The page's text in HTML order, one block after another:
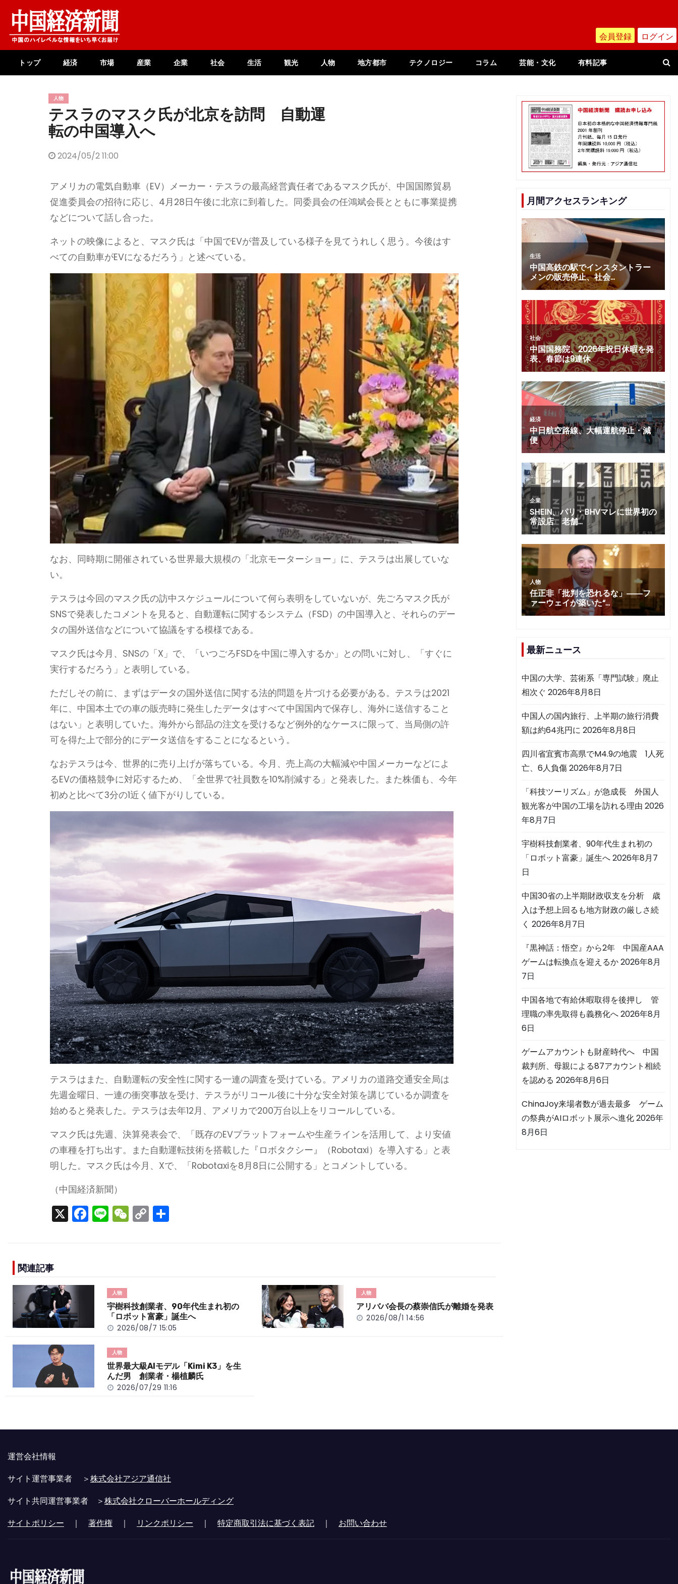
content
会員登録 ログイン
トップ 経済 市場 産業 企業 社会 生活 観光 人物 地方都市 テクノロジー コラム 芸能・文化 有料記事
人物
テスラのマスク氏が北京を訪問 自動運
転の中国導入へ
2024/05/2 11:00
アメリカの電気自動車（EV）メーカー・テスラの最高経営責任者であるマスク氏が、中国国際貿易
促進委員会の招待に応じ、4月28日午後に北京に到着した。同委員会の任鴻斌会長とともに事業提携
などについて話し合った。
ネットの映像によると、マスク氏は「中国でEVが普及している様子を見てうれしく思う。今後はす
べての自動車がEVになるだろう」と述べている。
なお、同時期に開催されている世界最大規模の「北京モーターショー」に、テスラは出展していな
い。
テスラは今回のマスク氏の訪中スケジュールについて何ら表明をしていないが、先ごろマスク氏が
SNSで発表したコメントを見ると、自動運転に関するシステム（FSD）の中国導入と、それらのデー
タの国外送信などについて協議をする模様である。
マスク氏は今月、SNSの「X」で、「いつごろFSDを中国に導入するか」との問いに対し、「すぐに
実行するだろう」と表明している。
ただしその前に、まずはデータの国外送信に関する法的問題を片づける必要がある。テスラは2021
年に、中国本土での車の販売時に発生したデータはすべて中国国内で保存し、海外に送信すること
はない」と表明していた。海外から部品の注文を受けるなど例外的なケースに限って、当局側の許
可を得た上で部分的にデータ送信をすることになるという。
なおテスラは今、世界的に売り上げが落ちている。今月、売上高の大幅減や中国メーカーなどによ
るEVの価格競争に対応するため、「全世界で社員数を10%削減する」と発表した。また株価も、今年
初めと比べて3分の1近く値下がりしている。
テスラはまた、自動運転の安全性に関する一連の調査を受けている。アメリカの道路交通安全局は
先週金曜日、一連の衝突事故を受け、テスラがリコール後に十分な安全対策を講じているか調査を
始めると発表した。テスラは去年12月、アメリカで200万台以上をリコールしている。
マスク氏は先週、決算発表会で、「既存のEVプラットフォームや生産ラインを活用して、より安値
の車種を打ち出す。また自動運転技術を搭載した『ロボタクシー』（Robotaxi）を導入する」と表
明した。マスク氏は今月、Xで、「Robotaxiを8月8日に公開する」とコメントしている。
（中国経済新聞）
X F
a
k
Li
n
W
e
C
o
k
関連記事
人物
宇樹科技創業者、90年代生まれ初の
「ロボット富豪」誕生へ
2026/08/7 15:05
人物
アリババ会長の蔡崇信氏が離婚を発表
2026/08/1 14:56
人物
世界最大級AIモデル「Kimi K3」を生
んだ男 創業者・楊植麟氏
2026/07/29 11:16
月間アクセスランキング
最新ニュース
中国の大学、芸術系「専門試験」廃止
相次ぐ 2026年8月8日
中国人の国内旅行、上半期の旅行消費
額は約64兆円に 2026年8月8日
四川省宜賓市高県でM4.9の地震 1人死
亡、6人負傷2026年8月7日
「科技ツーリズム」が急成長 外国人
観光客が中国の工場を訪れる理由 2026
年8月7日
宇樹科技創業者、90年代生まれ初の
「ロボット富豪」誕生へ2026年8月7
日
中国30省の上半期財政収支を分析 歳
入は予想上回るも地方財政の厳しさ続
く 2026年8月7日
『黒神話：悟空』から2年 中国産AAA
ゲームは転換点を迎えるか2026年8月
7日
中国各地で有給休暇取得を後押し 管
理職の率先取得も義務化へ2026年8月
6日
ゲームアカウントも財産時代へ 中国
裁判所、母親による87アカウント相続
を認める 2026年8月6日
ChinaJoy来場者数が過去最多 ゲーム
の祭典がAIロボット展示へ進化2026年
8月6日
運営会社情報
サイト運営事業者 ＞株式会社アジア通信社
サイト共同運営事業者 ＞株式会社クローバーホールディング
サイトポリシー ｜ 著作権 ｜ リンクポリシー ｜ 特定商取引法に基づく表記 ｜ お問い合わせ